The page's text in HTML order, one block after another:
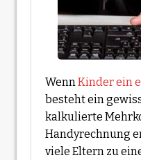
WennKinder ein
besteht ein
kalkulierte
Handyrechnung
viele Eltern zu